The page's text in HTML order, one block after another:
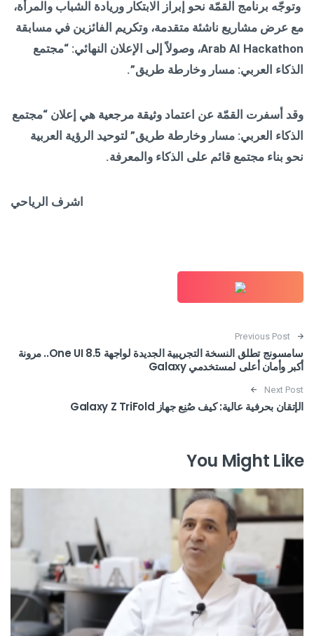
وتوجّه برنامج القمّة نحو إبراز الابتكار وريادة الشباب والمرأة،
مع عرض مشاريع ناشئة متقدمة، وتكريم الفائزين في مسابقة
Arab AI Hackathon، وصولاً إلى الإعلان النهائي: “مجتمع
الذكاء العربي: مسار وخارطة طريق”.
وقد أسفرت القمّة عن اعتماد وثيقة مرجعية هي إعلان “مجتمع
الذكاء العربي: مسار وخارطة طريق” لتوحيد الرؤية العربية
نحو بناء مجتمع قائم على الذكاء والمعرفة.
اشرف الرياحي
Post navigation
Previous Post
سامسونج تطلق النسخة التجريبية الجديدة لواجهة One UI 8.5.. مرونة
أكبر وأمان أعلى لمستخدمي Galaxy
Next Post
الإتقان بحرفية عالية: كيف صُنِع جهاز Galaxy Z TriFold
You Might Like